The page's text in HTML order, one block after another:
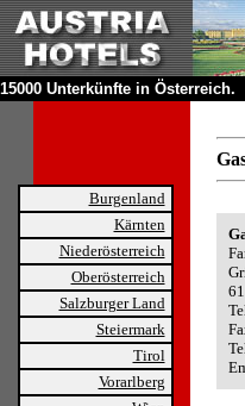
15000 Unterkünfte in Österreich.
Burgenland
Kärnten
Niederösterreich
Oberösterreich
Salzburger Land
Steiermark
Tirol
Vorarlberg